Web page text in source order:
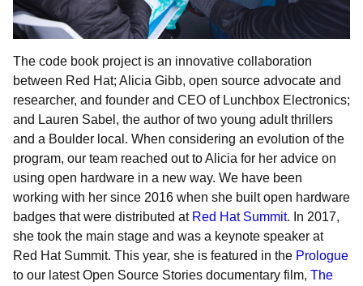
The code book project is an innovative collaboration
between Red Hat; Alicia Gibb, open source advocate and
researcher, and founder and CEO of Lunchbox Electronics;
and Lauren Sabel, the author of two young adult thrillers
and a Boulder local. When considering an evolution of the
program, our team reached out to Alicia for her advice on
using open hardware in a new way. We have been
working with her since 2016 when she built open hardware
badges that were distributed at Red Hat Summit. In 2017,
she took the main stage and was a keynote speaker at
Red Hat Summit. This year, she is featured in the Prologue
to our latest Open Source Stories documentary film, The